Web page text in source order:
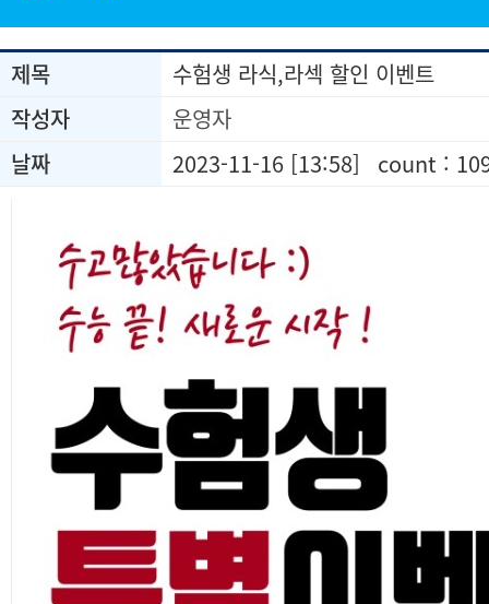
제목
수험생 라식,라섹 할인 이벤트
작성자
운영자
날짜
2023-11-16 [13:58] count :